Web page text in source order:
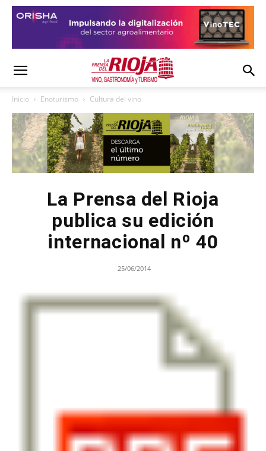
Inicio Enoturismo Cultura del vino
La Prensa del Rioja
publica su edición
internacional nº 40
25/06/2014